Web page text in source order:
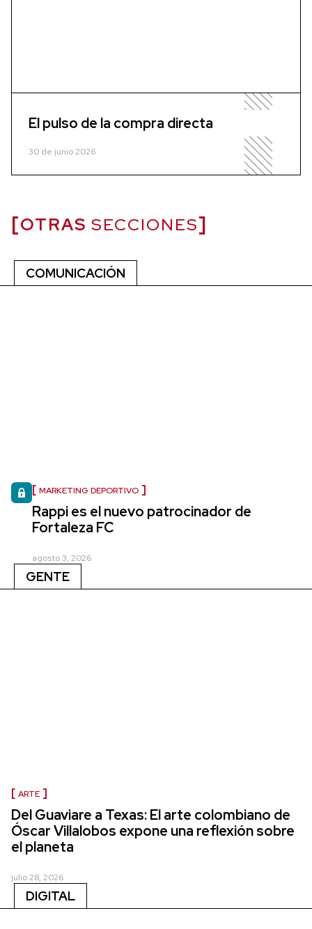
El pulso de la compra directa
30 de junio 2026
OTRAS SECCIONES
COMUNICACIÓN
MARKETING DEPORTIVO
Rappi es el nuevo patrocinador de
Fortaleza FC
agosto 3, 2026
GENTE
ARTE
Del Guaviare a Texas: El arte colombiano de
Óscar Villalobos expone una reflexión sobre
el planeta
julio 28, 2026
DIGITAL